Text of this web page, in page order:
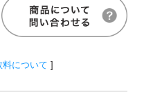
について ]